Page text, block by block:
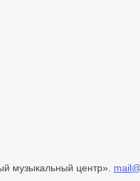
музыкальный центр».